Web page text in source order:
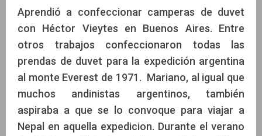
Aprendió a confeccionar camperas de duvet
con Héctor Vieytes en Buenos Aires. Entre
otros trabajos confeccionaron todas las
prendas de duvet para la expedición argentina
al monte Everest de 1971. Mariano, al igual que
muchos andinistas argentinos, también
aspiraba a que se lo convoque para viajar a
Nepal en aquella expedicion. Durante el verano